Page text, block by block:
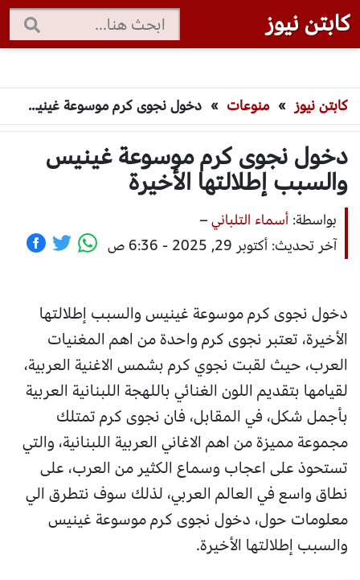
كابتن نيوز
كابتن نيوز » منوعات » دخول نجوى كرم موسوعة غينيس والسبب إطلالتها الأخيرة
دخول نجوى كرم موسوعة غينيس
والسبب إطلالتها الأخيرة
بواسطة: أسماء التلباني–
آخر تحديث: أكتوبر 29, 2025 - 6:36 ص
دخول نجوى كرم موسوعة غينيس والسبب إطلالتها
الأخيرة، تعتبر نجوى كرم واحدة من اهم المغنيات
العرب، حيث لقبت نجوي كرم بشمس الاغنية العربية،
لقيامها بتقديم اللون الغنائي باللهجة اللبنانية العربية
بأجمل شكل، في المقابل، فان نجوى كرم تمتلك
مجموعة مميزة من اهم الاغاني العربية اللبنانية، والتي
تستحوذ على اعجاب وسماع الكثير من العرب، على
نطاق واسع في العالم العربي، لذلك سوف نتطرق الي
معلومات حول، دخول نجوى كرم موسوعة غينيس
والسبب إطلالتها الأخيرة.